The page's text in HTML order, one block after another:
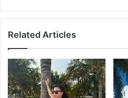
á
n
g
ạ
n
n
g
ư
Related Articles